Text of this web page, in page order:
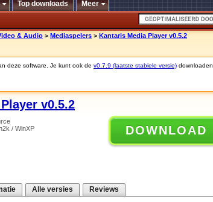
Top downloads Meer
& Audio > Mediaspelers > Kantaris Media Player v0.5.2
deze software. Je kunt ook de v0.7.9 (laatste stabiele versie) downloaden.
v0.5.2
/ WinXP
DOWNLOAD
Alle versies Reviews